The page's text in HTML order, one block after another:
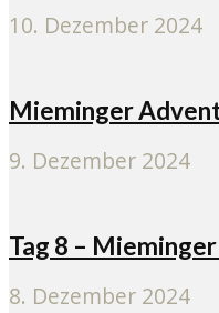
10. Dezember 2024
Mieminger
9. Dezember 2024
Tag 8 –
8. Dezember 2024